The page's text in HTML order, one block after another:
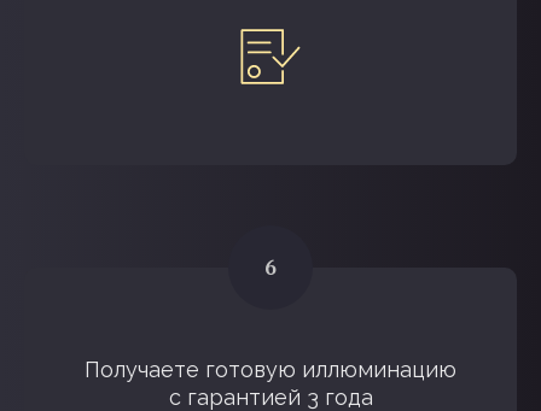
Получаете готовую иллюминацию
с гарантией 3 года